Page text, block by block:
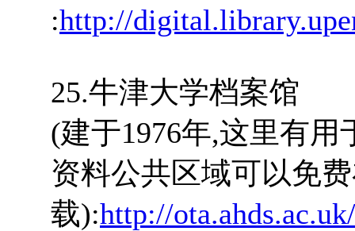
:http://
25.牛津大学档案馆
(建于1976年,这里有
资料公共区域可以免
载):http://ota.ahds.ac.uk/